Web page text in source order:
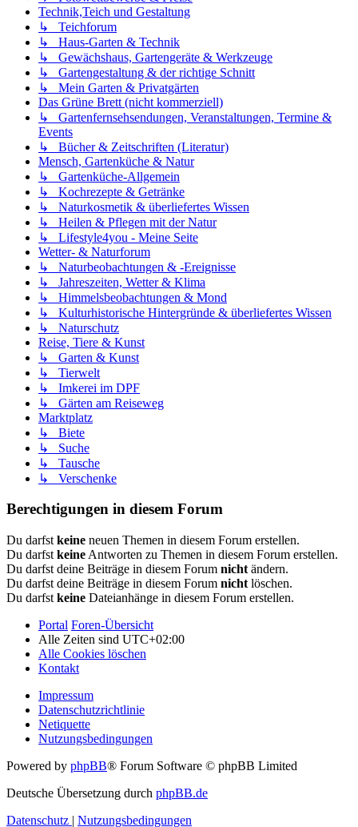
Technik,Teich und Gestaltung
↳ Teichforum
↳ Haus-Garten & Technik
↳ Gewächshaus, Gartengeräte & Werkzeuge
↳ Gartengestaltung & der richtige Schnitt
↳ Mein Garten & Privatgärten
Das Grüne Brett (nicht kommerziell)
↳ Gartenfernsehsendungen, Veranstaltungen, Termine &
Events
↳ Bücher & Zeitschriften (Literatur)
Mensch, Gartenküche & Natur
↳ Gartenküche-Allgemein
↳ Kochrezepte & Getränke
↳ Naturkosmetik & überliefertes Wissen
↳ Heilen & Pflegen mit der Natur
↳ Lifestyle4you - Meine Seite
Wetter- & Naturforum
↳ Naturbeobachtungen & -Ereignisse
↳ Jahreszeiten, Wetter & Klima
↳ Himmelsbeobachtungen & Mond
↳ Kulturhistorische Hintergründe & überliefertes Wissen
↳ Naturschutz
Reise, Tiere & Kunst
↳ Garten & Kunst
↳ Tierwelt
↳ Imkerei im DPF
↳ Gärten am Reiseweg
Marktplatz
↳ Biete
↳ Suche
↳ Tausche
↳ Verschenke
Berechtigungen in diesem Forum
Du darfst keine neuen Themen in diesem Forum erstellen.
Du darfst keine Antworten zu Themen in diesem Forum erstellen.
Du darfst deine Beiträge in diesem Forum nicht ändern.
Du darfst deine Beiträge in diesem Forum nicht löschen.
Du darfst keine Dateianhänge in diesem Forum erstellen.
Portal Foren-Übersicht
Alle Zeiten sind UTC+02:00
Alle Cookies löschen
Kontakt
Impressum
Datenschutzrichtlinie
Netiquette
Nutzungsbedingungen
Powered by phpBB® Forum Software © phpBB Limited
Deutsche Übersetzung durch phpBB.de
Datenschutz | Nutzungsbedingungen